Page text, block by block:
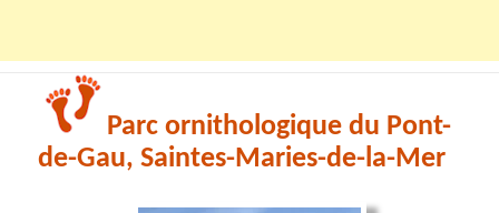
Parc ornithologique du Pont-
de-Gau, Saintes-Maries-de-la-Mer